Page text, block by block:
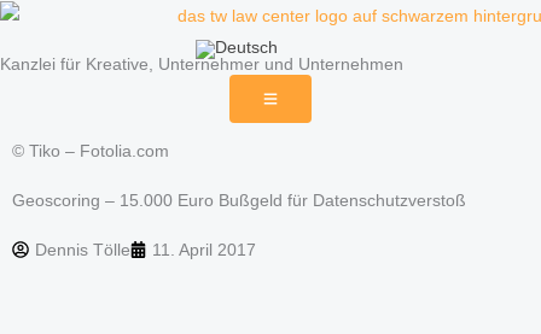
Zum
springen
Kanzlei für Kreative, Unternehmer und Unternehmen
© Tiko – Fotolia.com
Geoscoring – 15.000 Euro Bußgeld für Datenschutzverstoß
Dennis Tölle 11. April 2017